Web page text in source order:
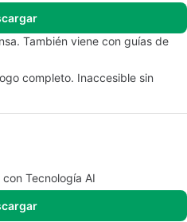
También viene con guías de
completo. Inaccesible sin
Tecnología AI